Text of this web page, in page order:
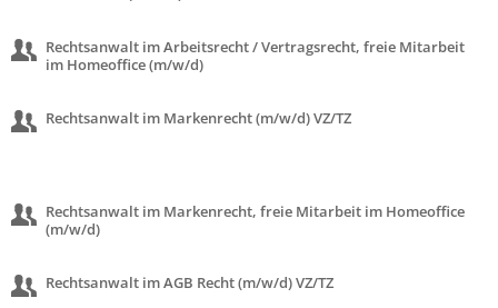
Rechtsanwalt im Arbeitsrecht / Vertragsrecht, freie Mitarbeit
im Homeoffice (m/w/d)
Rechtsanwalt im Markenrecht (m/w/d) VZ/TZ
Rechtsanwalt im Markenrecht, freie Mitarbeit im Homeoffice
(m/w/d)
Rechtsanwalt im AGB Recht (m/w/d) VZ/TZ